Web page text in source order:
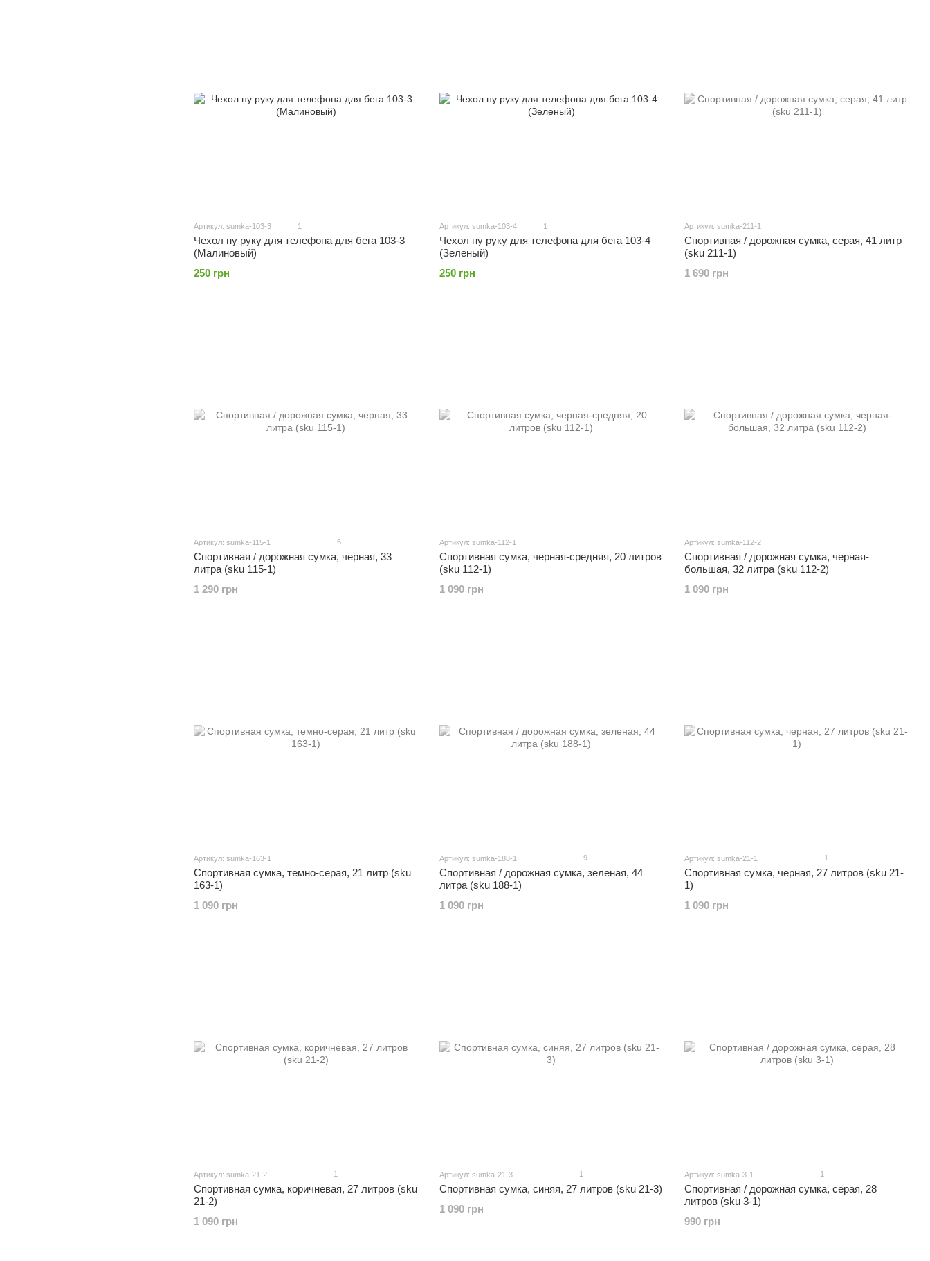
Артикул: sumka-103-3 1
Чехол ну руку для телефона для бега 103-3
(Малиновый)
250 грн
Артикул: sumka-103-4 1
Чехол ну руку для телефона для бега 103-4
(Зеленый)
250 грн
Артикул: sumka-211-1
Спортивная / дорожная сумка, серая, 41 литр
(sku 211-1)
1 690 грн
Артикул: sumka-115-1 6
Спортивная / дорожная сумка, черная, 33
литра (sku 115-1)
1 290 грн
Артикул: sumka-112-1
Спортивная сумка, черная-средняя, 20 литров
(sku 112-1)
1 090 грн
Артикул: sumka-112-2
Спортивная / дорожная сумка, черная-
большая, 32 литра (sku 112-2)
1 090 грн
Артикул: sumka-163-1
Спортивная сумка, темно-серая, 21 литр (sku
163-1)
1 090 грн
Артикул: sumka-188-1 9
Спортивная / дорожная сумка, зеленая, 44
литра (sku 188-1)
1 090 грн
Артикул: sumka-21-1 1
Спортивная сумка, черная, 27 литров (sku 21-
1)
1 090 грн
Артикул: sumka-21-2 1
Спортивная сумка, коричневая, 27 литров (sku
21-2)
1 090 грн
Артикул: sumka-21-3 1
Спортивная сумка, синяя, 27 литров (sku 21-3)
1 090 грн
Артикул: sumka-3-1 1
Спортивная / дорожная сумка, серая, 28
литров (sku 3-1)
990 грн